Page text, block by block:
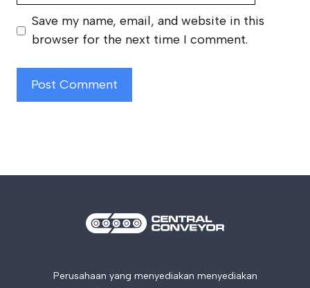
Save my name, email, and website in this
browser for the next time I comment.
Perusahaan yang menyediakan menyediakan